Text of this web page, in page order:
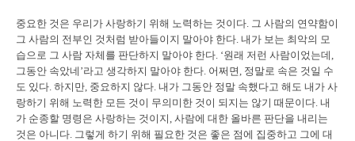
중요한 것은 우리가 사랑하기 위해 노력하는 것이다. 그 사람의 연약함이
그 사람의 전부인 것처럼 받아들이지 말아야 한다. 내가 보는 최악의 모
습으로 그 사람 자체를 판단하지 말아야 한다. ‘원래 저런 사람이었는데,
그동안 속았네’라고 생각하지 말아야 한다. 어쩌면, 정말로 속은 것일 수
도 있다. 하지만, 중요하지 않다. 내가 그동안 정말 속했다고 해도 내가 사
랑하기 위해 노력한 모든 것이 무의미한 것이 되지는 않기 때문이다. 내
가 순종할 명령은 사랑하는 것이지, 사람에 대한 올바른 판단을 내리는
것은 아니다. 그렇게 하기 위해 필요한 것은 좋은 점에 집중하고 그에 대